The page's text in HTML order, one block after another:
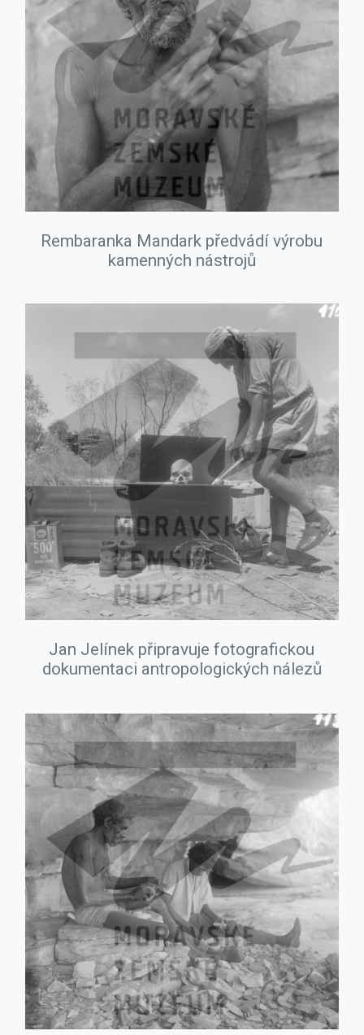
Rembaranka Mandark předvádí výrobu
kamenných nástrojů
Jan Jelínek připravuje fotografickou
dokumentaci antropologických nálezů